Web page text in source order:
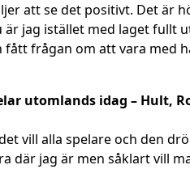
att se det positivt. Det är
jag istället med laget fullt
fått frågan om att vara med
utomlands idag – Hult,
vill alla spelare och den
jag är men såklart vill